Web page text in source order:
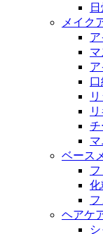
メイク
口
チ
ベース
化
ヘアケ